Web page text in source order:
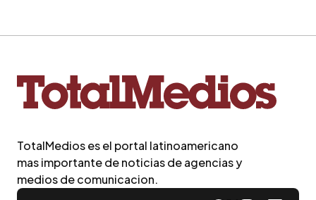
TotalMedios es el portal latinoamericano
mas importante de noticias de agencias y
medios de comunicacion.